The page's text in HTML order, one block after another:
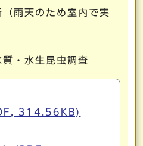
雨天のため室内で実
・水生昆虫調査
314.56KB)